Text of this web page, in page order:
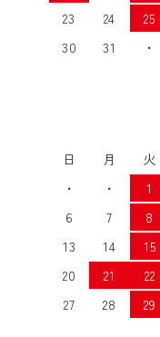
23
24 25
30
31 ・
日 月 火
・
・ 1
6
7 8
13
14 15
20
21 22
27
28 29